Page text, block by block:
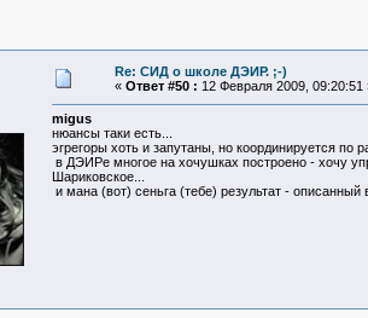
Re: СИД о школе ДЭИР. ;-)
« Ответ #50 : 12 Февраля 2009, 09:20:51
migus
нюансы таки есть...
эгрегоры хоть и запутаны, но координируется по
в ДЭИРе многое на хочушках построено - хочу
Шариковское...
и мана (вот) сеньга (тебе) результат -